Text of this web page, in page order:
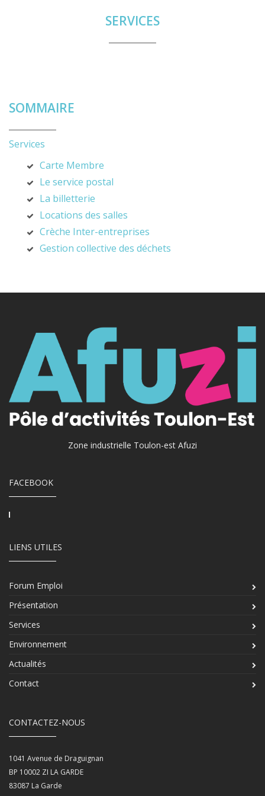
SERVICES
SOMMAIRE
Services
Carte Membre
Le service postal
La billetterie
Locations des salles
Crèche Inter-entreprises
Gestion collective des déchets
Zone industrielle Toulon-est Afuzi
FACEBOOK
LIENS UTILES
Forum Emploi
Présentation
Services
Environnement
Actualités
Contact
CONTACTEZ-NOUS
1041 Avenue de Draguignan
BP 10002 ZI LA GARDE
83087 La Garde